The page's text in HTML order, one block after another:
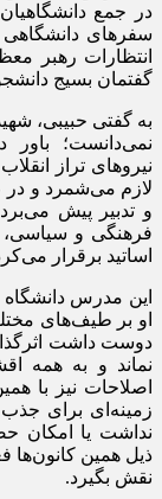
در جمع
سفرهای
انتظارات رهبر
گفتمان بسیج
به گفتی حبیبی،
نمی‌دانست؛ باور
نیروهای تراز
لازم می‌شمرد و در
و تدبیر پیش
فرهنگی و سیاسی،
اساتید برقرار
این مدرس دانشگاه
او بر طیف‌های
دوست داشت
نماند و به همه
اصلاحات نیز با
زمینه‌ای برای
نداشت یا امکان
ذیل همین کانون‌ها
نقش بگیرد.